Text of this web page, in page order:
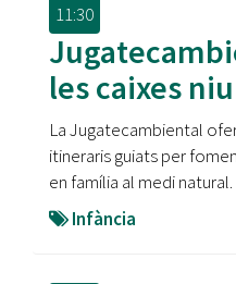
11:30
les caixes
La Jugatecambiental
itineraris guiats per
en família al medi natural.
Infància